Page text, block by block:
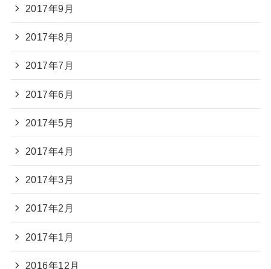
2017年9月
2017年8月
2017年7月
2017年6月
2017年5月
2017年4月
2017年3月
2017年2月
2017年1月
2016年12月